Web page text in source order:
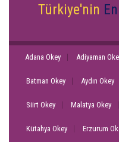
Türkiye'nin
Adana Okey Adiyaman
Batman Okey Aydın Okey
Siirt Okey Malatya Okey
Kütahya Okey Erzurum